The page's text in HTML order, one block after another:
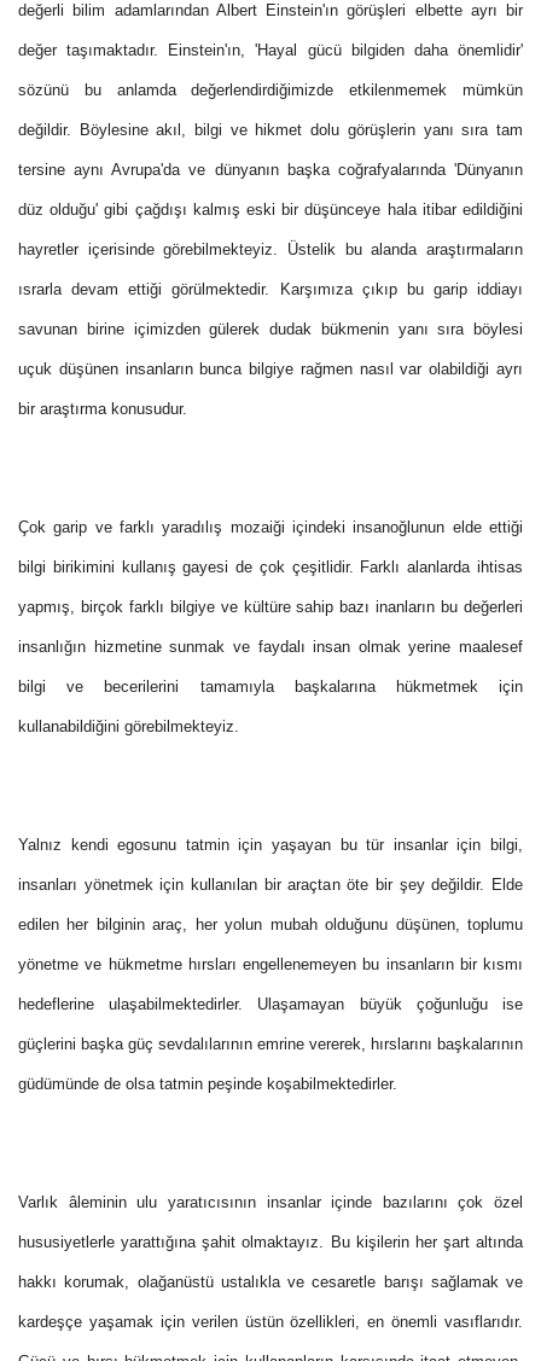
değerli bilim adamlarından Albert Einstein'ın görüşleri elbette ayrı bir
değer taşımaktadır. Einstein'ın, 'Hayal gücü bilgiden daha önemlidir'
sözünü bu anlamda değerlendirdiğimizde etkilenmemek mümkün
değildir. Böylesine akıl, bilgi ve hikmet dolu görüşlerin yanı sıra tam
tersine aynı Avrupa'da ve dünyanın başka coğrafyalarında 'Dünyanın
düz olduğu' gibi çağdışı kalmış eski bir düşünceye hala itibar edildiğini
hayretler içerisinde görebilmekteyiz. Üstelik bu alanda araştırmaların
ısrarla devam ettiği görülmektedir. Karşımıza çıkıp bu garip iddiayı
savunan birine içimizden gülerek dudak bükmenin yanı sıra böylesi
uçuk düşünen insanların bunca bilgiye rağmen nasıl var olabildiği ayrı
bir araştırma konusudur.
Çok garip ve farklı yaradılış mozaiği içindeki insanoğlunun elde ettiği
bilgi birikimini kullanış gayesi de çok çeşitlidir. Farklı alanlarda ihtisas
yapmış, birçok farklı bilgiye ve kültüre sahip bazı inanların bu değerleri
insanlığın hizmetine sunmak ve faydalı insan olmak yerine maalesef
bilgi ve becerilerini tamamıyla başkalarına hükmetmek için
kullanabildiğini görebilmekteyiz.
Yalnız kendi egosunu tatmin için yaşayan bu tür insanlar için bilgi,
insanları yönetmek için kullanılan bir araçtan öte bir şey değildir. Elde
edilen her bilginin araç, her yolun mubah olduğunu düşünen, toplumu
yönetme ve hükmetme hırsları engellenemeyen bu insanların bir kısmı
hedeflerine ulaşabilmektedirler. Ulaşamayan büyük çoğunluğu ise
güçlerini başka güç sevdalılarının emrine vererek, hırslarını başkalarının
güdümünde de olsa tatmin peşinde koşabilmektedirler.
Varlık âleminin ulu yaratıcısının insanlar içinde bazılarını çok özel
hususiyetlerle yarattığına şahit olmaktayız. Bu kişilerin her şart altında
hakkı korumak, olağanüstü ustalıkla ve cesaretle barışı sağlamak ve
kardeşçe yaşamak için verilen üstün özellikleri, en önemli vasıflarıdır.